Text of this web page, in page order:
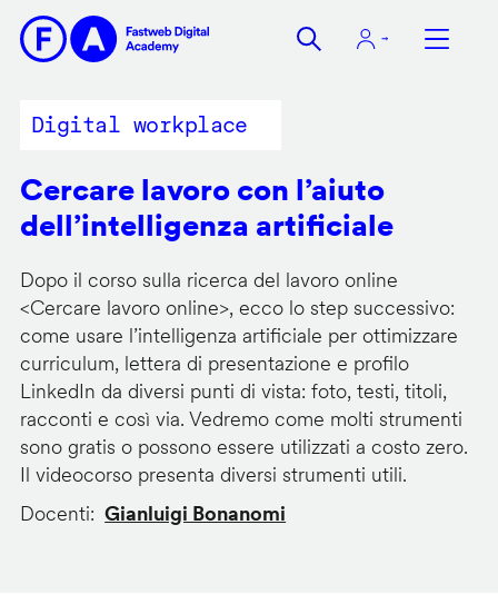
contenuto
Digital workplace
Cercare lavoro con l’aiuto
dell’intelligenza artificiale
Dopo il corso sulla ricerca del lavoro online
<Cercare lavoro online>, ecco lo step successivo:
come usare l’intelligenza artificiale per ottimizzare
curriculum, lettera di presentazione e profilo
LinkedIn da diversi punti di vista: foto, testi, titoli,
racconti e così via. Vedremo come molti strumenti
sono gratis o possono essere utilizzati a costo zero.
Il videocorso presenta diversi strumenti utili.
Docenti
Gianluigi Bonanomi